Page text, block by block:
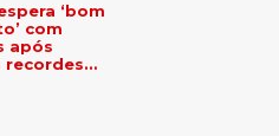
‘bom
com
após
recordes…